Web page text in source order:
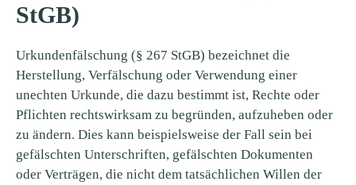
StGB)
Urkundenfälschung (§ 267 StGB) bezeichnet die
Herstellung, Verfälschung oder Verwendung einer
unechten Urkunde, die dazu bestimmt ist, Rechte oder
Pflichten rechtswirksam zu begründen, aufzuheben oder
zu ändern. Dies kann beispielsweise der Fall sein bei
gefälschten Unterschriften, gefälschten Dokumenten
oder Verträgen, die nicht dem tatsächlichen Willen der